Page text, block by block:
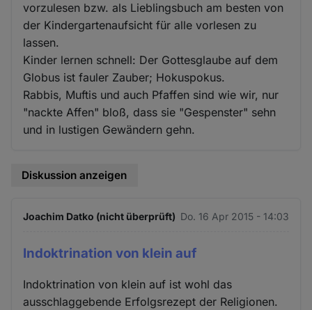
vorzulesen bzw. als Lieblingsbuch am besten von
der Kindergartenaufsicht für alle vorlesen zu
lassen.
Kinder lernen schnell: Der Gottesglaube auf dem
Globus ist fauler Zauber; Hokuspokus.
Rabbis, Muftis und auch Pfaffen sind wie wir, nur
"nackte Affen" bloß, dass sie "Gespenster" sehn
und in lustigen Gewändern gehn.
Diskussion anzeigen
Joachim Datko (nicht überprüft) Do. 16 Apr 2015 - 14:03
Indoktrination von klein auf
Indoktrination von klein auf ist wohl das
ausschlaggebende Erfolgsrezept der Religionen.